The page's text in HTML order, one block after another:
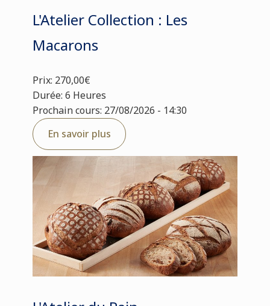
L'Atelier Collection : Les
Macarons
Prix: 270,00€
Durée: 6 Heures
Prochain cours: 27/08/2026 - 14:30
En savoir plus